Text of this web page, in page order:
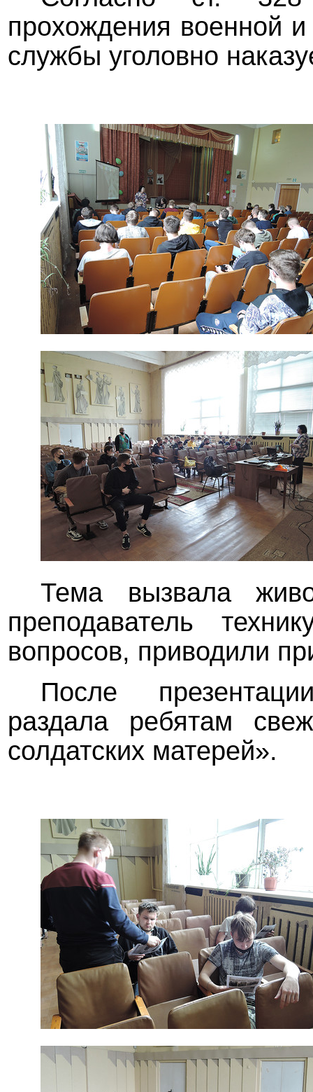
прохождения военной и
службы уголовно
Тема вызвала
преподаватель
вопросов, приводили
После
раздала ребятам
солдатских матерей».